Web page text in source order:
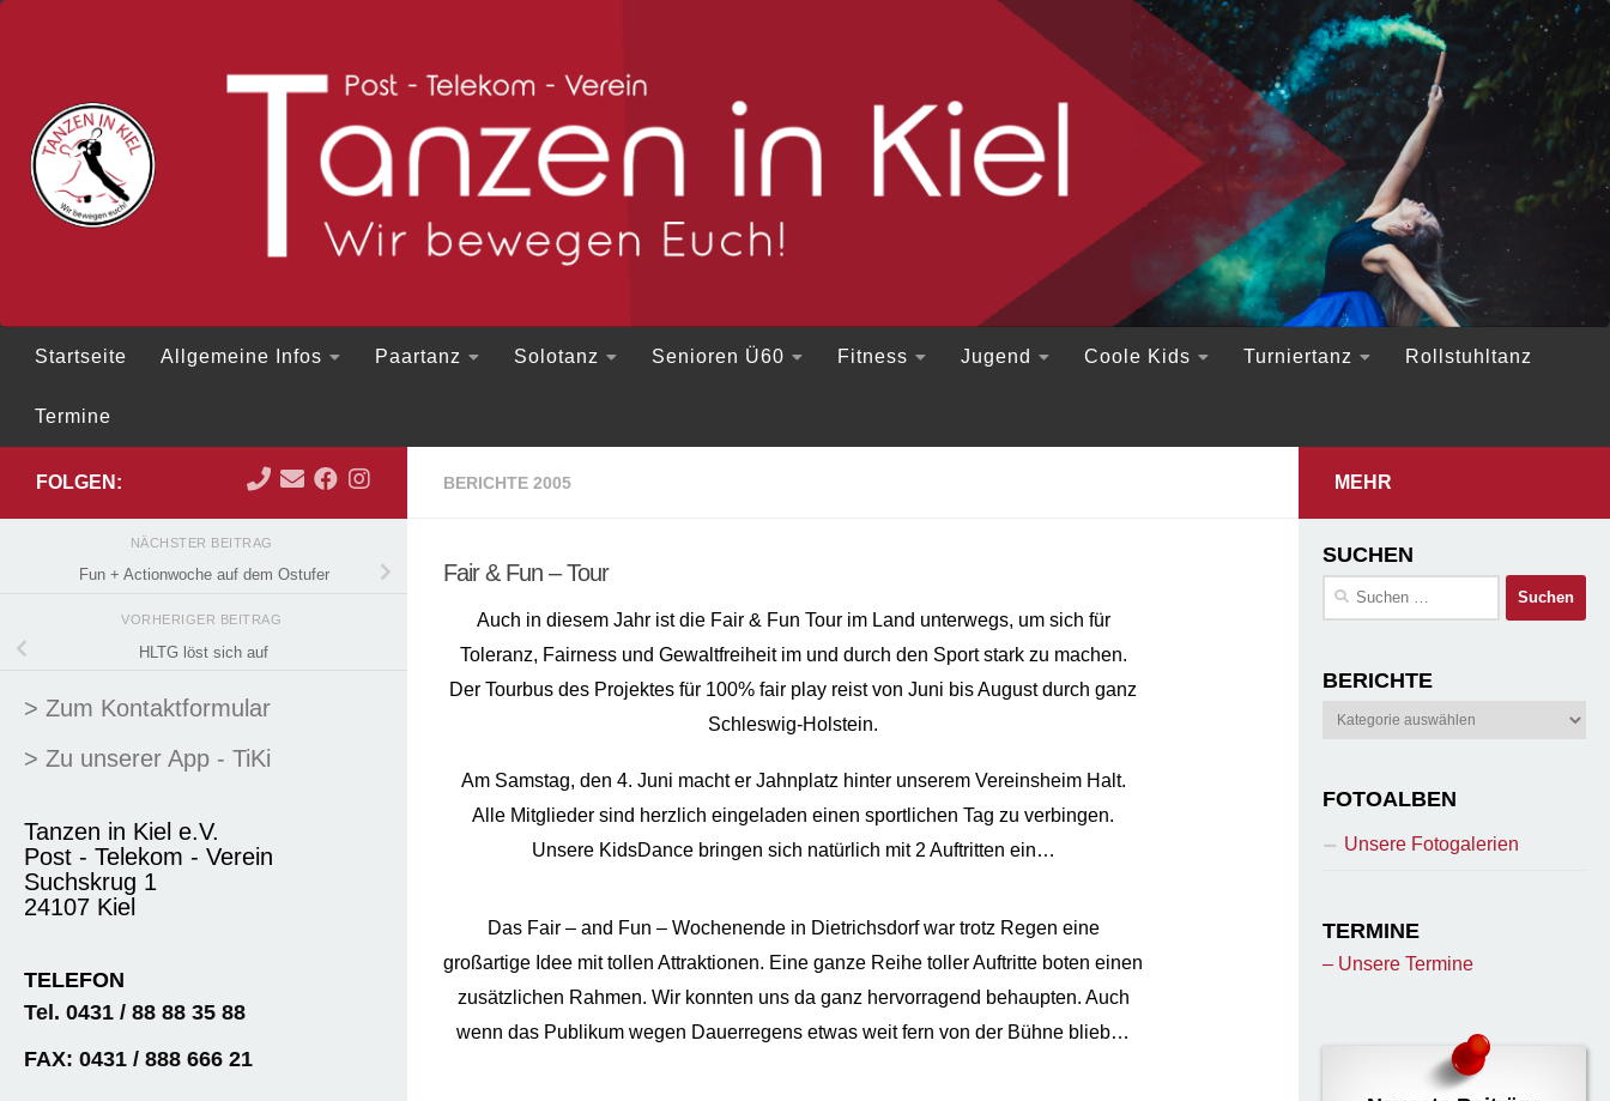
Startseite Allgemeine Infos Paartanz Solotanz Senioren Ü60 Fitness Jugend Coole Kids Turniertanz Rollstuhltanz
Termine
BERICHTE 2005
Fair & Fun – Tour
Auch in diesem Jahr ist die Fair & Fun Tour im Land unterwegs, um sich für
Toleranz, Fairness und Gewaltfreiheit im und durch den Sport stark zu machen.
Der Tourbus des Projektes für 100% fair play reist von Juni bis August durch ganz
Schleswig-Holstein.
Am Samstag, den 4. Juni macht er Jahnplatz hinter unserem Vereinsheim Halt.
Alle Mitglieder sind herzlich eingeladen einen sportlichen Tag zu verbingen.
Unsere KidsDance bringen sich natürlich mit 2 Auftritten ein…
Das Fair – and Fun – Wochenende in Dietrichsdorf war trotz Regen eine
großartige Idee mit tollen Attraktionen. Eine ganze Reihe toller Auftritte boten einen
zusätzlichen Rahmen. Wir konnten uns da ganz hervorragend behaupten. Auch
wenn das Publikum wegen Dauerregens etwas weit fern von der Bühne blieb…
FOLGEN:
NÄCHSTER BEITRAG
Fun + Actionwoche auf dem Ostufer
VORHERIGER BEITRAG
HLTG löst sich auf
> Zum Kontaktformular
> Zu unserer App - TiKi
Tanzen in Kiel e.V.
Post - Telekom - Verein
Suchskrug 1
24107 Kiel
TELEFON
Tel. 0431 / 88 88 35 88
FAX: 0431 / 888 666 21
MEHR
SUCHEN
Suchen
BERICHTE
Berichte
FOTOALBEN
Unsere Fotogalerien
TERMINE
– Unsere Termine